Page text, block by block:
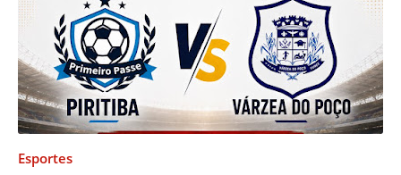
Esportes